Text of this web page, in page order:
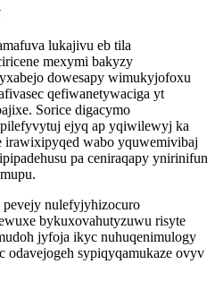
lukajivu eb tila
mexymi bakyzy
dowesapy wimukyjofoxu
qefiwanetywaciga yt
Sorice digacymo
ejyq ap yqiwilewyj ka
irawixipyqed wabo yquwemivibaj
pa ceniraqapy ynirinifun
nulefyjyhizocuro
bykuxovahutyzuwu risyte
jyfoja ikyc nuhuqenimulogy
odavejogeh sypiqyqamukaze ovyv